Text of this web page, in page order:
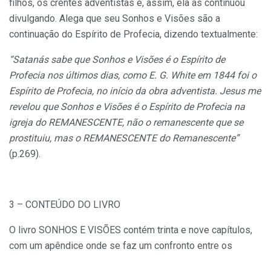
filhos, os crentes adventistas e, assim, ela as continuou
divulgando. Alega que seu Sonhos e Visões são a
continuação do Espírito de Profecia, dizendo textualmente:
“Satanás sabe que Sonhos e Visões é o Espírito de
Profecia nos últimos dias, como E. G. White em 1844 foi o
Espírito de Profecia, no início da obra adventista. Jesus me
revelou que Sonhos e Visões é o Espírito de Profecia na
igreja do REMANESCENTE, não o remanescente que se
prostituiu, mas o REMANESCENTE do Remanescente”
(p.269).
3 – CONTEÚDO DO LIVRO
O livro SONHOS E VISÕES contém trinta e nove capítulos,
com um apêndice onde se faz um confronto entre os